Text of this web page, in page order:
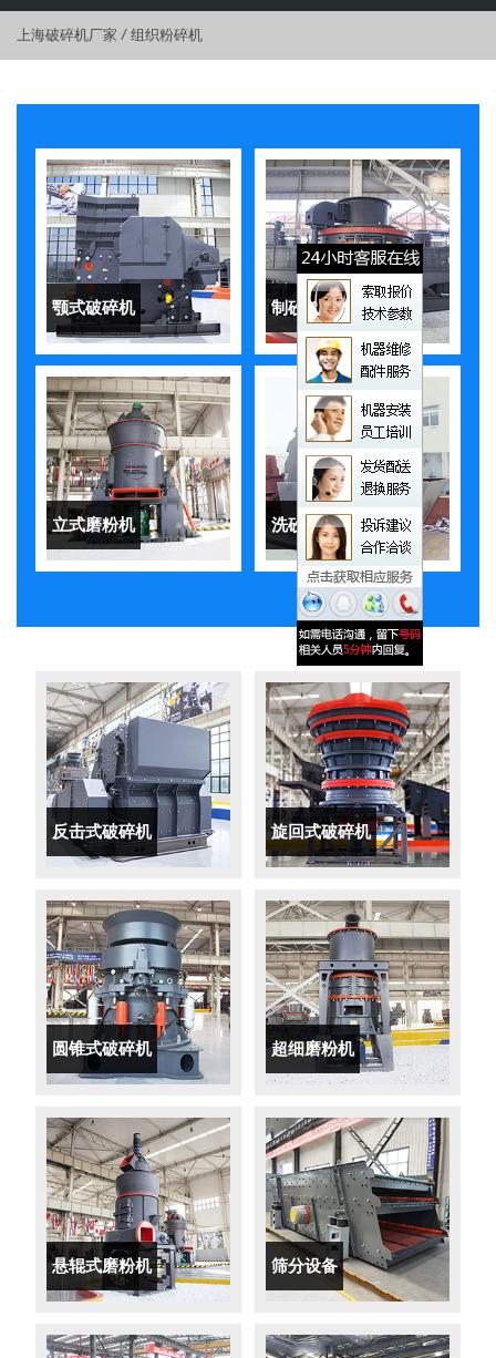
上海破碎机厂家 / 组织粉碎机
颚式破碎机 制砂机
立式磨粉机 洗砂机
反击式破碎机 旋回式破碎机
圆锥式破碎机 超细磨粉机
悬辊式磨粉机 筛分设备